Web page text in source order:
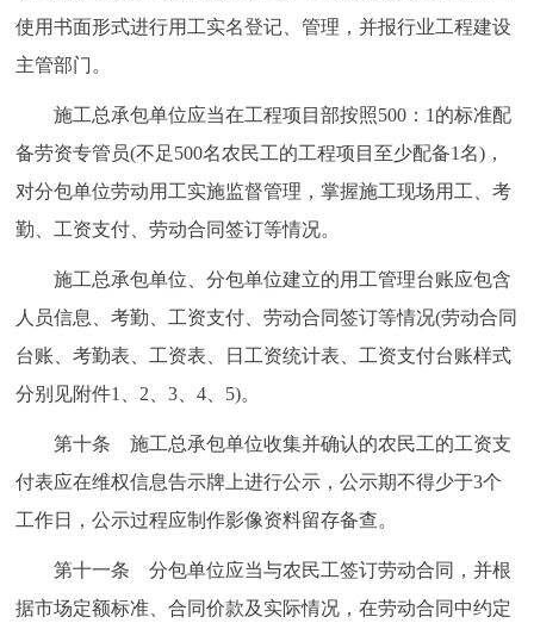
使用书面形式进行用工实名登记、管理，并报行业工程建设
主管部门。
施工总承包单位应当在工程项目部按照500：1的标准配
备劳资专管员(不足500名农民工的工程项目至少配备1名)，
对分包单位劳动用工实施监督管理，掌握施工现场用工、考
勤、工资支付、劳动合同签订等情况。
施工总承包单位、分包单位建立的用工管理台账应包含
人员信息、考勤、工资支付、劳动合同签订等情况(劳动合同
台账、考勤表、工资表、日工资统计表、工资支付台账样式
分别见附件1、2、3、4、5)。
第十条 施工总承包单位收集并确认的农民工的工资支
付表应在维权信息告示牌上进行公示，公示期不得少于3个
工作日，公示过程应制作影像资料留存备查。
第十一条 分包单位应当与农民工签订劳动合同，并根
据市场定额标准、合同价款及实际情况，在劳动合同中约定